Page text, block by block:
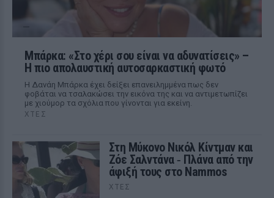
Μπάρκα: «Στο χέρι σου είναι να αδυνατίσεις» –
Η πιο απολαυστική αυτοσαρκαστική φωτό
Η Δανάη Μπάρκα έχει δείξει επανειλημμένα πως δεν
φοβάται να τσαλακώσει την εικόνα της και να αντιμετωπίζει
με χιούμορ τα σχόλια που γίνονται για εκείνη.
ΧΤΕΣ
Στη Μύκονο Νικόλ Κίντμαν και
Ζόε Σαλντάνα ‑ Πλάνα από την
άφιξή τους στο Nammos
ΧΤΕΣ